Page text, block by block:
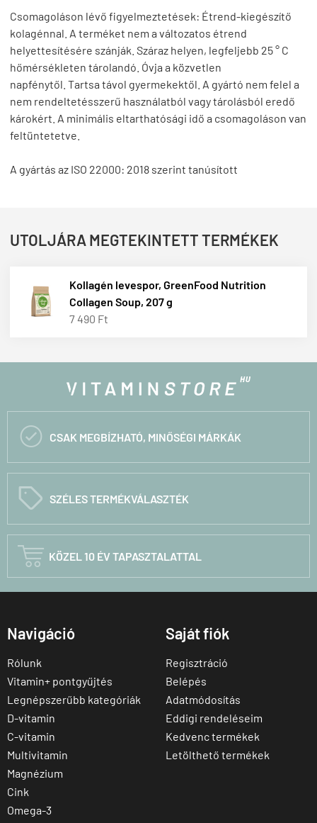
Csomagoláson lévő figyelmeztetések: Étrend-kiegészítő
kolagénnal. A terméket nem a változatos étrend
helyettesítésére szánják. Száraz helyen, legfeljebb 25 ° C
hőmérsékleten tárolandó. Óvja a közvetlen
napfénytől. Tartsa távol gyermekektől. A gyártó nem felel a
nem rendeltetésszerű használatból vagy tárolásból eredő
károkért. A minimális eltarthatósági idő a csomagoláson van
feltüntetetve.
A gyártás az ISO 22000: 2018 szerint tanúsított
UTOLJÁRA MEGTEKINTETT TERMÉKEK
Kollagén levespor, GreenFood Nutrition
Collagen Soup, 207 g
7 490 Ft
 CSAK MEGBÍZHATÓ, MINŐSÉGI MÁRKÁK
C SZÉLES TERMÉKVÁLASZTÉK
 KÖZEL 10 ÉV TAPASZTALATTAL
Navigáció
Rólunk
Vitamin+ pontgyűjtés
Legnépszerűbb kategóriák
D-vitamin
C-vitamin
Multivitamin
Magnézium
Cink
Omega-3
Saját fiók
Regisztráció
Belépés
Adatmódosítás
Eddigi rendeléseim
Kedvenc termékek
Letölthető termékek